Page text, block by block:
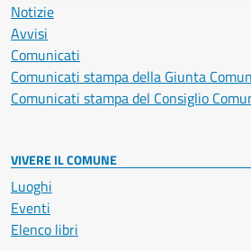
Notizie
Avvisi
Comunicati
Comunicati stampa della Giunta
Comunicati stampa del Consiglio
VIVERE IL COMUNE
Luoghi
Eventi
Elenco libri